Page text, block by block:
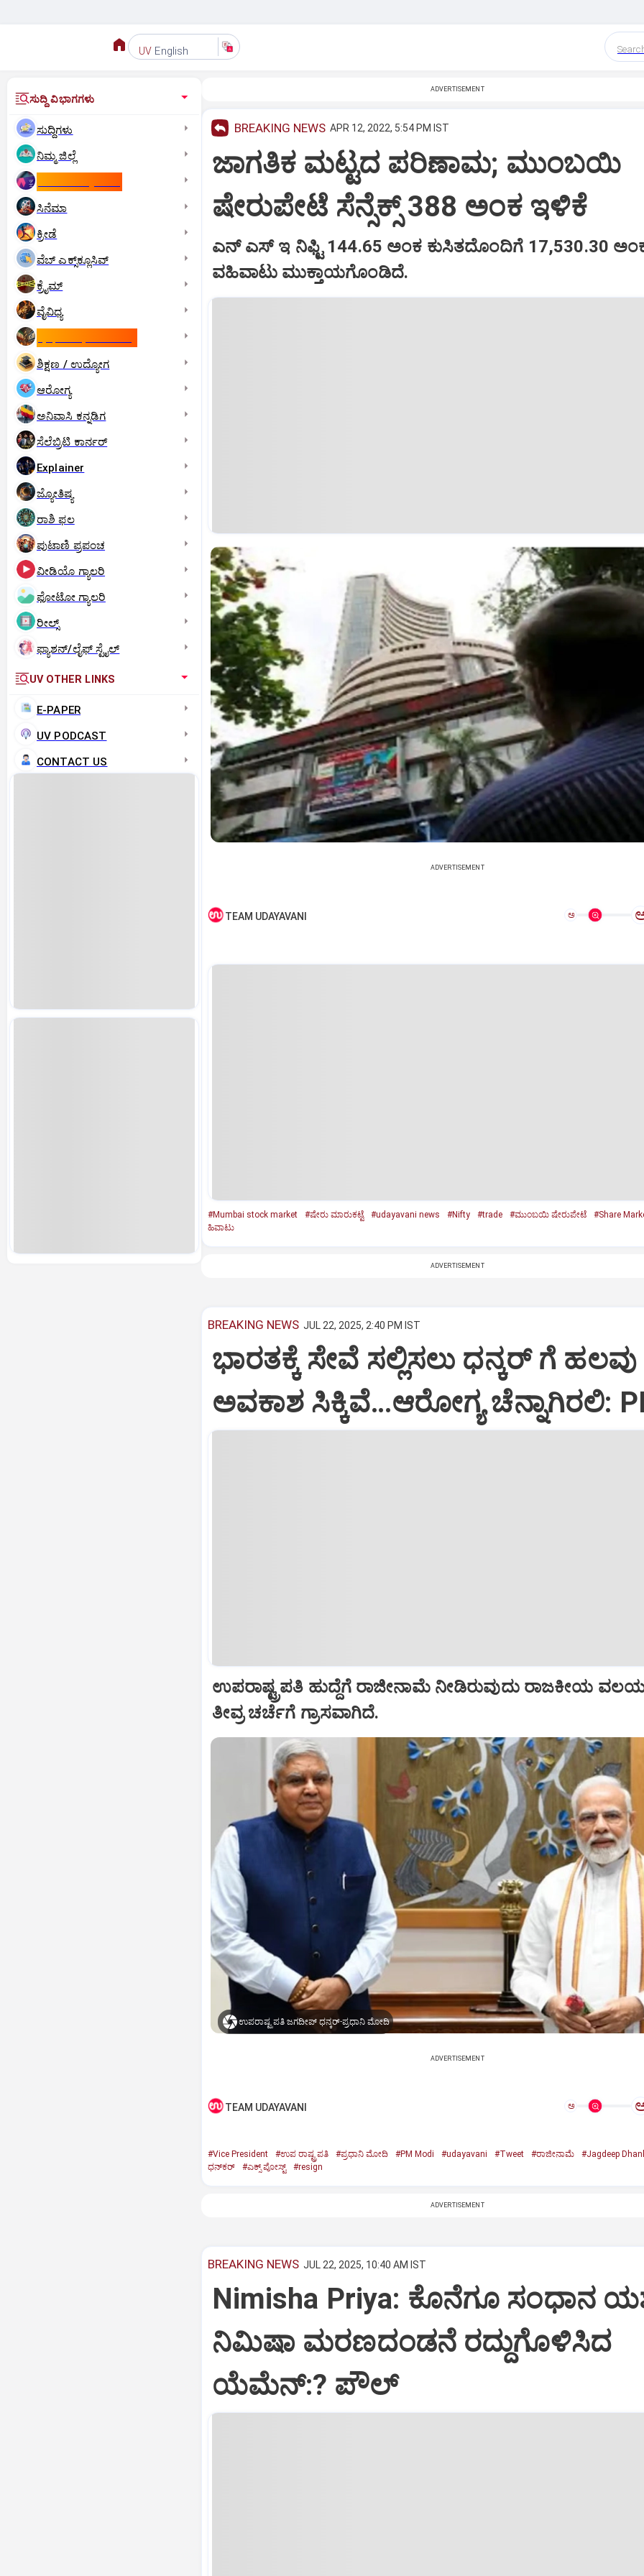
UV English
ಸುದ್ದಿ ವಿಭಾಗಗಳು
ಸುದ್ದಿಗಳು
ನಿಮ್ಮ ಜಿಲ್ಲೆ
ಸಿನೆಮಾ
ಕ್ರೀಡೆ
ವೆಬ್ ಎಕ್ಸ್‌ಕ್ಲೂಸಿವ್
ಕ್ರೈಮ್
ವೈವಿಧ್ಯ
ಶಿಕ್ಷಣ / ಉದ್ಯೋಗ
ಆರೋಗ್ಯ
ಅನಿವಾಸಿ ಕನ್ನಡಿಗ
ಸೆಲೆಬ್ರಿಟಿ ಕಾರ್ನರ್‌
Explainer
ಜ್ಯೋತಿಷ್ಯ
ರಾಶಿ ಫಲ
ಪುಟಾಣಿ ಪ್ರಪಂಚ
ವೀಡಿಯೊ ಗ್ಯಾಲರಿ
ಫೋಟೋ ಗ್ಯಾಲರಿ
ರೀಲ್ಸ್
ಫ್ಯಾಶನ್/ಲೈಫ್‌ ಸ್ಟೈಲ್
UV OTHER LINKS
E-PAPER
UV PODCAST
CONTACT US
ADVERTISEMENT
BREAKING NEWS APR 12, 2022, 5:54 PM IST
ಜಾಗತಿಕ ಮಟ್ಟದ ಪರಿಣಾಮ; ಮುಂಬಯಿ
ಷೇರುಪೇಟೆ ಸೆನ್ಸೆಕ್ಸ್ 388 ಅಂಕ ಇಳಿಕೆ
ಎನ್ ಎಸ್ ಇ ನಿಫ್ಟಿ 144.65 ಅಂಕ ಕುಸಿತದೊಂದಿಗೆ 17,530.30
ವಹಿವಾಟು ಮುಕ್ತಾಯಗೊಂಡಿದೆ.
ADVERTISEMENT
TEAM UDAYAVANI ಅ
#Mumbai stock market #ಷೇರು ಮಾರುಕಟ್ಟೆ #udayavani news #Nifty #trade #ಮುಂಬಯಿ ಷೇರುಪೇಟೆ
#Share
ಹಿವಾಟು
ADVERTISEMENT
BREAKING NEWS JUL 22, 2025, 2:40 PM IST
ಭಾರತಕ್ಕೆ ಸೇವೆ ಸಲ್ಲಿಸಲು ಧನ್ಕರ್‌ ಗೆ ಹಲವು
ಅವಕಾಶ ಸಿಕ್ಕಿವೆ…ಆರೋಗ್ಯ ಚೆನ್ನಾಗಿರಲಿ:
ಉಪರಾಷ್ಟ್ರಪತಿ ಹುದ್ದೆಗೆ ರಾಜೀನಾಮೆ ನೀಡಿರುವುದು ರಾಜಕೀಯ
ತೀವ್ರ ಚರ್ಚೆಗೆ ಗ್ರಾಸವಾಗಿದೆ.
ಉಪರಾಷ್ಟ್ರಪತಿ ಜಗದೀಪ್‌ ಧನ್ಕರ್-ಪ್ರಧಾನಿ ಮೋದಿ
ADVERTISEMENT
TEAM UDAYAVANI ಅ
#Vice President #ಉಪ ರಾಷ್ಟ್ರಪತಿ #ಪ್ರಧಾನಿ ಮೋದಿ #PM Modi #udayavani #Tweet #ರಾಜೀನಾಮೆ
#Jagdeep
ಧನ್‌ಕರ್‌
#ಎಕ್ಸ್‌ ಪೋಸ್ಟ್ #resign
ADVERTISEMENT
BREAKING NEWS JUL 22, 2025, 10:40 AM IST
Nimisha Priya: ಕೊನೆಗೂ ಸಂಧಾನ
ನಿಮಿಷಾ ಮರಣದಂಡನೆ ರದ್ದುಗೊಳಿಸಿದ
ಯೆಮೆನ್:? ಪೌಲ್